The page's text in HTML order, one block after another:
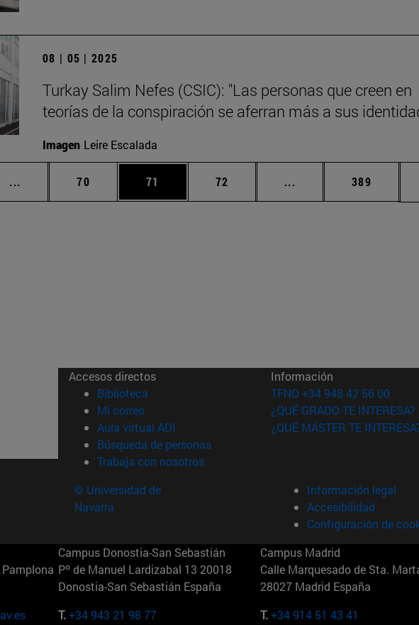
08 | 05 | 2025
Turkay Salim Nefes (CSIC): "Las personas que creen en
teorías de la conspiración se aferran más a sus
Imagen Leire Escalada
... Páginas intermedias Use TAB para desplazarse.
Página
70 Página
71 Página
72 ... Páginas intermedias
Página
389
Accesos directos
Biblioteca (abre en nueva ventana)
Mi correo(abre en nueva ventana)
Aula virtual ADI (abre en nueva ventana)
Búsqueda de personas(abre en nueva ventana)
Trabaja con nosotros(abre en nueva ventana)
Información
TFNO +34 948 42 56 00
¿QUÉ GRADO TE INTERESA?
¿QUÉ MÁSTER TE
© Universidad de
Navarra
Información legal
Accesibilidad
Configuración de
Campus Donostia-San Sebastián
Pº de Manuel Lardizabal 13 20018
Donostia-San Sebastián España
T.+34 943 21 98 77
Campus Madrid
Calle Marquesado de Sta.
28027 Madrid España
T.+34 914 51 43 41